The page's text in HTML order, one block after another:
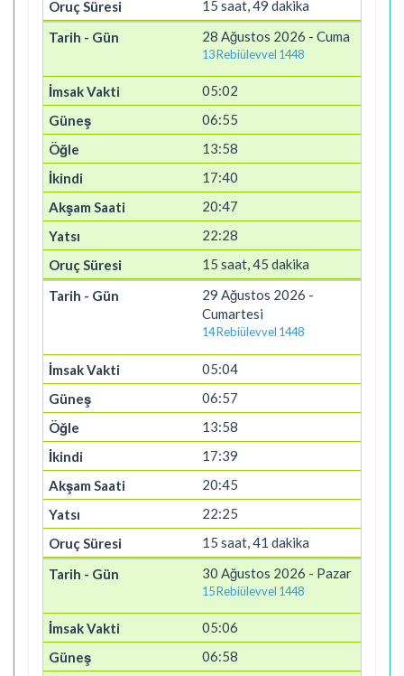
15 saat, 49 dakika
28 Ağustos 2026 - Cuma
13 Rebiülevvel 1448
05:02
06:55
13:58
17:40
20:47
22:28
15 saat, 45 dakika
29 Ağustos 2026 -
Cumartesi
14 Rebiülevvel 1448
05:04
06:57
13:58
17:39
20:45
22:25
15 saat, 41 dakika
30 Ağustos 2026 - Pazar
15 Rebiülevvel 1448
05:06
06:58